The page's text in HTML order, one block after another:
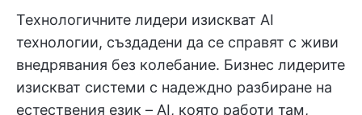
Технологичните лидери изискват AI
технологии, създадени да се справят с живи
внедрявания без колебание. Бизнес лидерите
изискват системи с надеждно разбиране на
естествения език – AI, която работи там,